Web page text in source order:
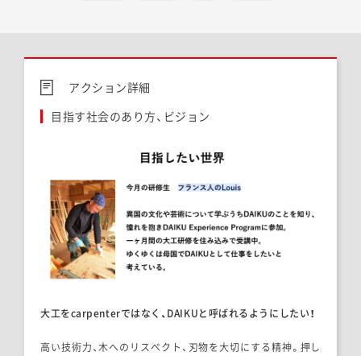
アクション詳細
目指す社会のあり方、ビジョン
大工をcarpenterではなく、DAIKUと呼ばれるようにしたい！
高い技術力、木へのリスペクト、刃物を大切にする精神。押し